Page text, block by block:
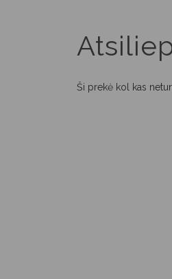
Ši prekė kol kas